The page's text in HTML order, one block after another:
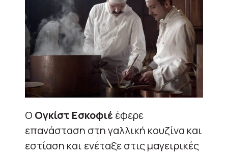
Ο Ογκίστ Εσκοφιέέφερε
επανάσταση στη γαλλική κουζίνα και
εστίαση και ενέταξε στις μαγειρικές